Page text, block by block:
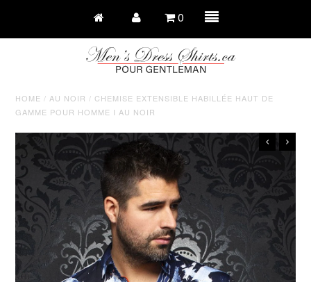
0
HOME / AU NOIR / CHEMISE EXTENSIBLE HABILLÉE HAUT DE
GAMME POUR HOMME I AU NOIR